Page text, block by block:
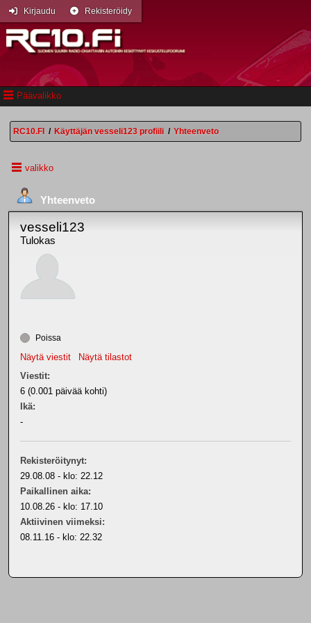
Päävalikko
Kirjaudu Rekisteröidy
RC10.FI / Käyttäjän vesseli123 profiili / Yhteenveto
valikko
Yhteenveto
vesseli123
Tulokas
Poissa
Näytä viestit
Näytä tilastot
Viestit:
6 (0.001 päivää kohti)
Ikä:
-
Rekisteröitynyt:
29.08.08 - klo: 22.12
Paikallinen aika:
10.08.26 - klo: 17.10
Aktiivinen viimeksi:
08.11.16 - klo: 22.32